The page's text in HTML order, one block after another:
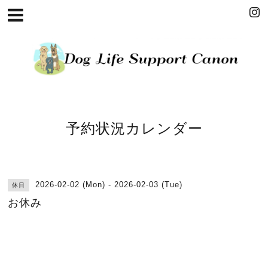
予約状況カレンダー
休日 2026-02-02 (Mon) - 2026-02-03 (Tue)
お休み